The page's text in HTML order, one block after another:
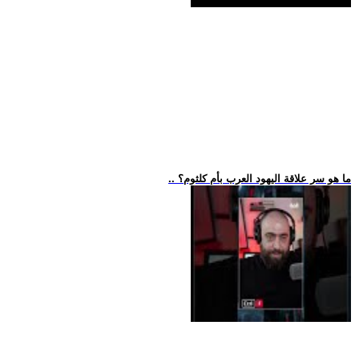
.. ما هو سر علاقة اليهود العرب بأم كلثوم؟